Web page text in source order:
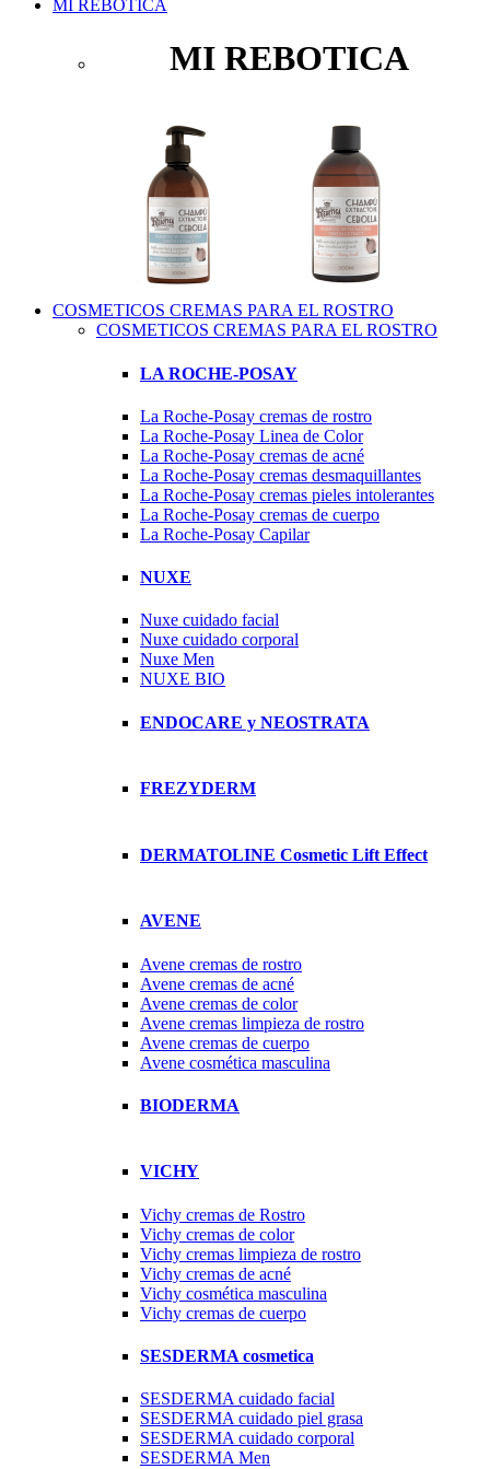
MI REBOTICA
MI REBOTICA
COSMETICOS CREMAS PARA EL ROSTRO
COSMETICOS CREMAS PARA EL ROSTRO
LA ROCHE-POSAY
La Roche-Posay cremas de rostro
La Roche-Posay Linea de Color
La Roche-Posay cremas de acné
La Roche-Posay cremas desmaquillantes
La Roche-Posay cremas pieles intolerantes
La Roche-Posay cremas de cuerpo
La Roche-Posay Capilar
NUXE
Nuxe cuidado facial
Nuxe cuidado corporal
Nuxe Men
NUXE BIO
ENDOCARE y NEOSTRATA
FREZYDERM
DERMATOLINE Cosmetic Lift Effect
AVENE
Avene cremas de rostro
Avene cremas de acné
Avene cremas de color
Avene cremas limpieza de rostro
Avene cremas de cuerpo
Avene cosmética masculina
BIODERMA
VICHY
Vichy cremas de Rostro
Vichy cremas de color
Vichy cremas limpieza de rostro
Vichy cremas de acné
Vichy cosmética masculina
Vichy cremas de cuerpo
SESDERMA cosmetica
SESDERMA cuidado facial
SESDERMA cuidado piel grasa
SESDERMA cuidado corporal
SESDERMA Men